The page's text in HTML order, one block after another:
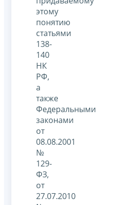
этому
понятию
статьями
138-
140
НК
РФ,
а
также
Федеральными
законами
от
08.08.2001
№
129-
ФЗ,
от
27.07.2010